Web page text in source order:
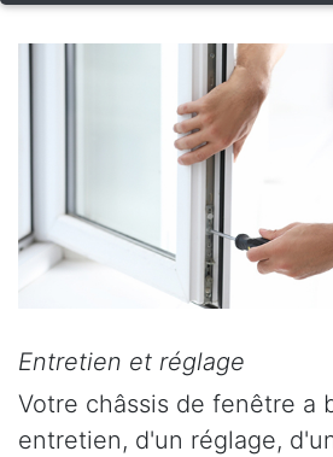
Entretien et réglage
Votre châssis de fenêtre a
entretien, d'un réglage,